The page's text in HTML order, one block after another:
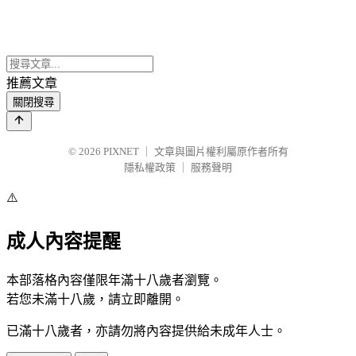
推薦文章
關閉搜尋
© 2026 PIXNET
文章與圖片權利屬原作者所有
隱私權政策
服務聲明
⚠️
成人內容提醒
本部落格內容僅限年滿十八歲者瀏覽。
若您未滿十八歲，請立即離開。
已滿十八歲者，亦請勿將內容提供給未成年人士。